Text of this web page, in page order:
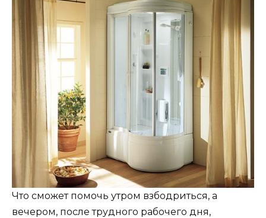
Что сможет помочь утром взбодриться, а
вечером, после трудного рабочего дня,